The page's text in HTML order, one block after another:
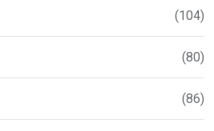
(104)
(80)
(86)